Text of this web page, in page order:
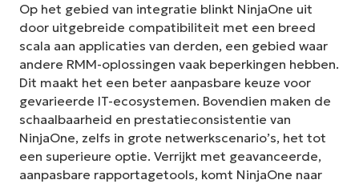
Op het gebied van integratie blinkt NinjaOne uit
door uitgebreide compatibiliteit met een breed
scala aan applicaties van derden, een gebied waar
andere RMM-oplossingen vaak beperkingen hebben.
Dit maakt het een beter aanpasbare keuze voor
gevarieerde IT-ecosystemen. Bovendien maken de
schaalbaarheid en prestatieconsistentie van
NinjaOne, zelfs in grote netwerkscenario’s, het tot
een superieure optie. Verrijkt met geavanceerde,
aanpasbare rapportagetools, komt NinjaOne naar